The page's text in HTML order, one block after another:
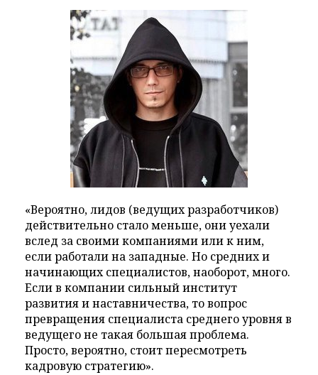
«Вероятно, лидов (ведущих разработчиков)
действительно стало меньше, они уехали
вслед за своими компаниями или к ним,
если работали на западные. Но средних и
начинающих специалистов, наоборот, много.
Если в компании сильный институт
развития и наставничества, то вопрос
превращения специалиста среднего уровня в
ведущего не такая большая проблема.
Просто, вероятно, стоит пересмотреть
кадровую стратегию».